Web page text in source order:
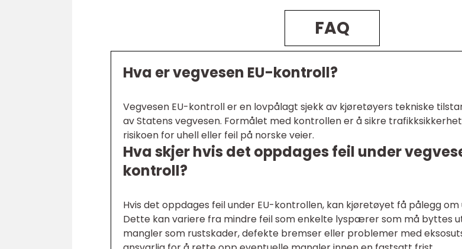
FAQ
Hva er vegvesen EU-kontroll?
Vegvesen EU-kontroll er en lovpålagt sjekk av kjøretøyers tekniske
av Statens vegvesen. Formålet med kontrollen er å sikre
risikoen for uhell eller feil på norske veier.
Hva skjer hvis det oppdages feil under
kontroll?
Hvis det oppdages feil under EU-kontrollen, kan kjøretøyet få pålegg
Dette kan variere fra mindre feil som enkelte lyspærer som må byttes
mangler som rustskader, defekte bremser eller problemer med